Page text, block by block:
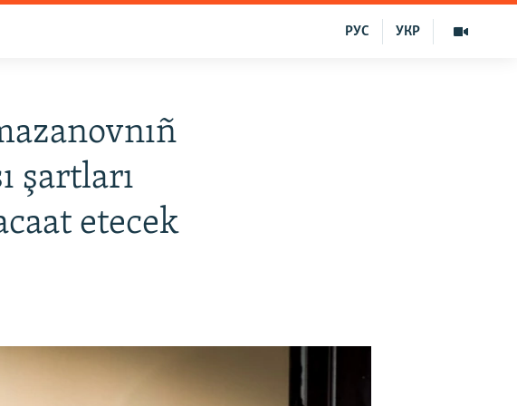
УКР
РУС
şartları
etecek